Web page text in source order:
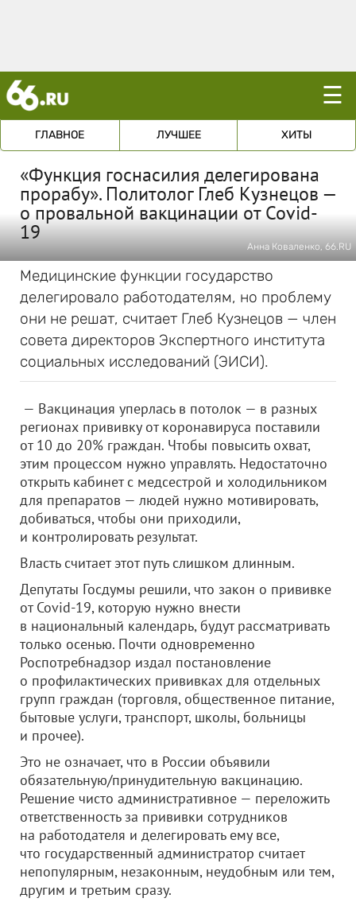
☰
ГЛАВНОЕ ЛУЧШЕЕ ХИТЫ
«Функция госнасилия делегирована
прорабу». Политолог Глеб Кузнецов —
о провальной вакцинации от Covid-
19
Анна Коваленко, 66.RU
Медицинские функции государство
делегировало работодателям, но проблему
они не решат, считает Глеб Кузнецов — член
совета директоров Экспертного института
социальных исследований (ЭИСИ).
— Вакцинация уперлась в потолок — в разных
регионах прививку от коронавируса поставили
от 10 до 20% граждан. Чтобы повысить охват,
этим процессом нужно управлять. Недостаточно
открыть кабинет с медсестрой и холодильником
для препаратов — людей нужно мотивировать,
добиваться, чтобы они приходили,
и контролировать результат.
Власть считает этот путь слишком длинным.
Депутаты Госдумы решили, что закон о прививке
от Covid-19, которую нужно внести
в национальный календарь, будут рассматривать
только осенью. Почти одновременно
Роспотребнадзор издал постановление
о профилактических прививках для отдельных
групп граждан (торговля, общественное питание,
бытовые услуги, транспорт, школы, больницы
и прочее).
Это не означает, что в России объявили
обязательную/принудительную вакцинацию.
Решение чисто административное — переложить
ответственность за прививки сотрудников
на работодателя и делегировать ему все,
что государственный администратор считает
непопулярным, незаконным, неудобным или тем,
другим и третьим сразу.